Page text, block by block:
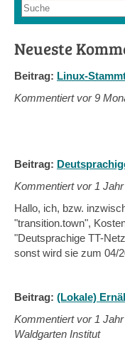
Suche
Neueste
Beitrag: Linux-
Kommentiert vor9
Beitrag:
Kommentiert vor 1
Hallo, ich, bzw.
"transition.town",
"Deutsprachige TT-
sonst wird sie zum 04/
Beitrag: (Lokale)
Kommentiert vor 1
Waldgarten Institut